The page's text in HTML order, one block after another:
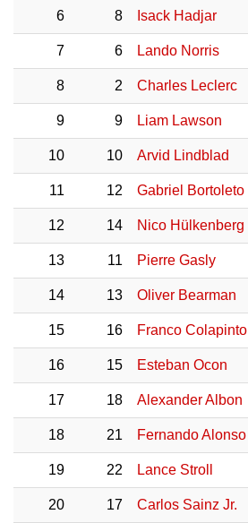
6 8 Isack Hadjar
7 6 Lando Norris
8 2 Charles Leclerc
9 9 Liam Lawson
10 10 Arvid Lindblad
11 12 Gabriel Bortoleto
12 14 Nico Hülkenberg
13 11 Pierre Gasly
14 13 Oliver Bearman
15 16 Franco Colapinto
16 15 Esteban Ocon
17 18 Alexander Albon
18 21 Fernando Alonso
19 22 Lance Stroll
20 17 Carlos Sainz Jr.